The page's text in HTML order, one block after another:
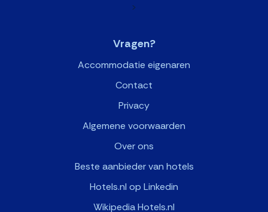
>
Vragen?
Accommodatie eigenaren
Contact
Privacy
Algemene voorwaarden
Over ons
Beste aanbieder van hotels
Hotels.nl op Linkedin
Wikipedia Hotels.nl